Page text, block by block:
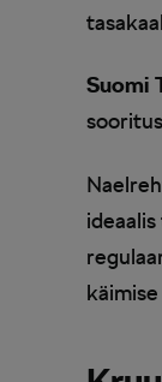
Suomi